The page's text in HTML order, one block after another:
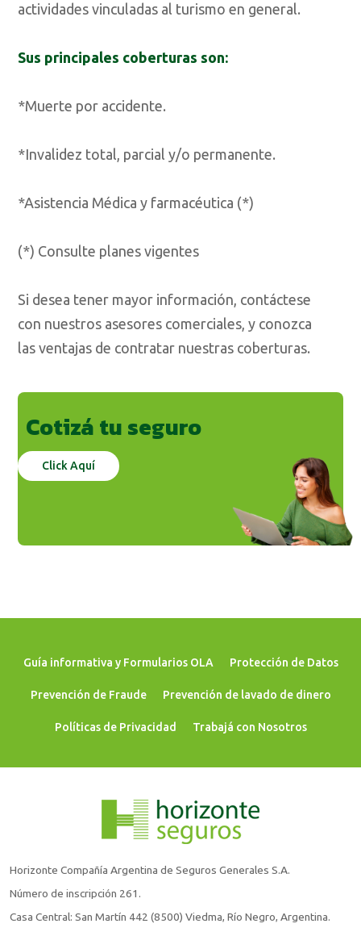
actividades vinculadas al turismo en general.
Sus principales coberturas son:
*Muerte por accidente.
*Invalidez total, parcial y/o permanente.
*Asistencia Médica y farmacéutica (*)
(*) Consulte planes vigentes
Si desea tener mayor información, contáctese
con nuestros asesores comerciales, y conozca
las ventajas de contratar nuestras coberturas.
Cotizá tu seguro
Click Aquí
Guía informativa y Formularios OLA Protección de Datos
Prevención de Fraude Prevención de lavado de dinero
Políticas de Privacidad Trabajá con Nosotros
Horizonte Compañía Argentina de Seguros Generales S.A.
Número de inscripción 261.
Casa Central: San Martín 442 (8500) Viedma, Río Negro, Argentina.